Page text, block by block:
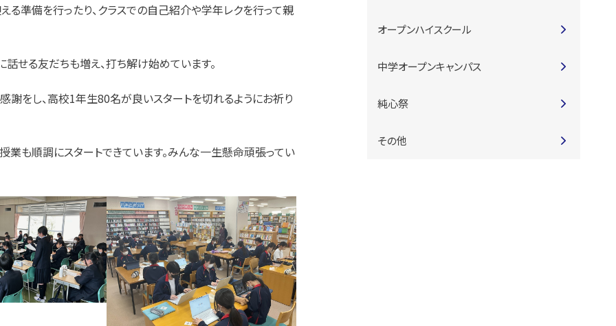
る準備を行ったり、クラスでの自己紹介や学年レクを行って親
せる友だちも増え、打ち解け始めています。
謝をし、高校1年生80名が良いスタートを切れるようにお祈り
業も順調にスタートできています。みんな一生懸命頑張ってい
オープンハイスクール
中学オープンキャンパス
純心祭
その他